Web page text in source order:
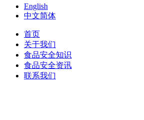
English
中文简体
首页
关于我们
食品安全知识
食品安全资讯
联系我们